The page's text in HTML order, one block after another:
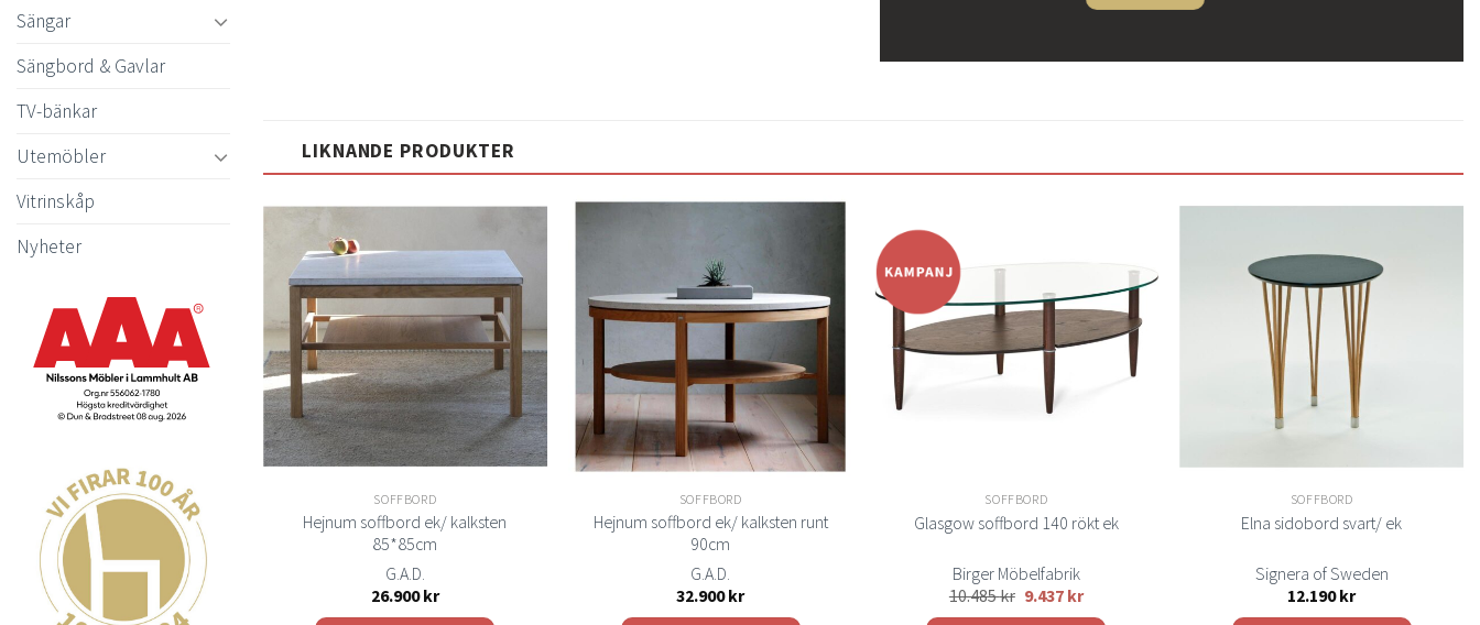
Sängar
Sängbord & Gavlar
TV-bänkar
Utemöbler
Vitrinskåp
Nyheter
LIKNANDE PRODUKTER
Lägg
till i
önskelistan
SOFFBORD
Hejnum soffbord ek/ kalksten
85*85cm
G.A.D.
26.900kr
till i
önskelistan
SOFFBORD
Hejnum soffbord ek/ kalksten runt
90cm
G.A.D.
32.900kr
Lägg
till i
önskelistan
SOFFBORD
Glasgow soffbord 140 rökt ek
Birger Möbelfabrik
10.485kr 9.437 kr
SOFFBORD
Elna sidobord svart/ ek
Signera of Sweden
12.190kr
önskelistan
SOFFBORD
Furillen soffbord björk ellips
G.A.D.
22.780